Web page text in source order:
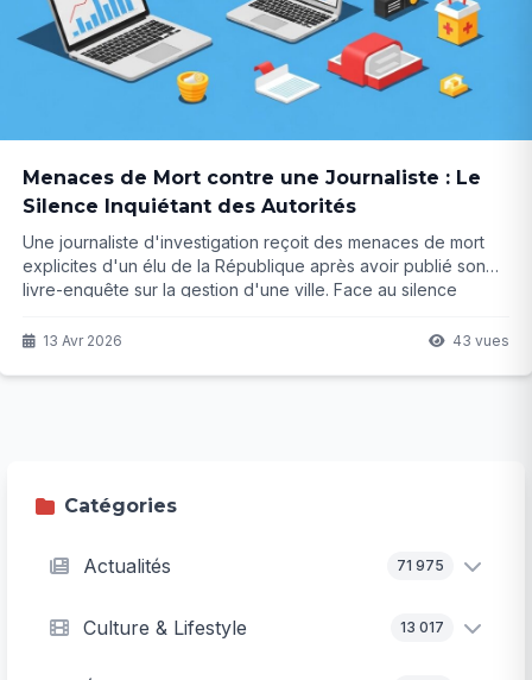
Menaces de Mort contre une Journaliste : Le
Silence Inquiétant des Autorités
Une journaliste d'investigation reçoit des menaces de mort
explicites d'un élu de la République après avoir publié son
livre-enquête sur la gestion d'une ville. Face au silence
on pour protéger le travail des médias ? La suite révèle des
13 Avr 2026 43 vues
Catégories
Actualités 71 975
Culture & Lifestyle 13 017